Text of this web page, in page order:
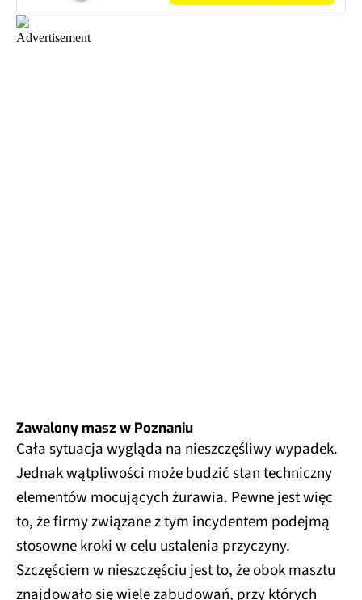
Zawalony masz w Poznaniu
Cała sytuacja wygląda na nieszczęśliwy wypadek.
Jednak wątpliwości może budzić stan techniczny
elementów mocujących żurawia. Pewne jest więc
to, że firmy związane z tym incydentem podejmą
stosowne kroki w celu ustalenia przyczyny.
Szczęściem w nieszczęściu jest to, że obok masztu
znajdowało się wiele zabudowań, przy których